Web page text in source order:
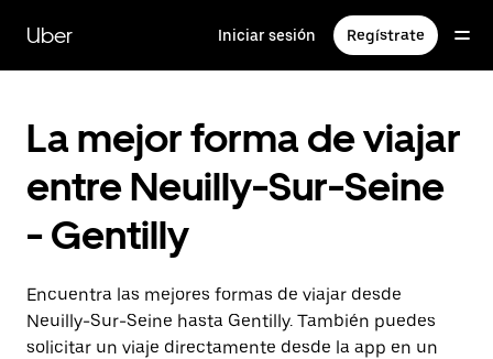
contenido
principal
Uber Iniciar sesión Regístrate
La mejor forma de viajar
entre Neuilly-Sur-Seine
- Gentilly
Encuentra las mejores formas de viajar desde
Neuilly-Sur-Seine hasta Gentilly. También puedes
solicitar un viaje directamente desde la app en un